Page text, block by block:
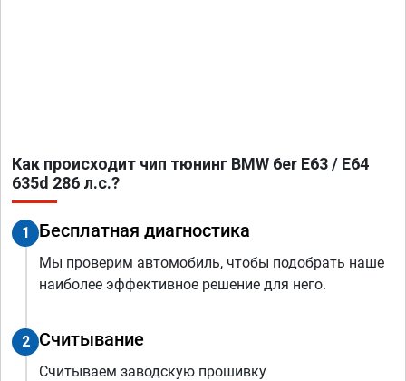
Как происходит чип тюнинг BMW 6er E63 / E64
635d 286 л.с.?
1 Бесплатная диагностика
Мы проверим автомобиль, чтобы подобрать наше
наиболее эффективное решение для него.
2 Считывание
Считываем заводскую прошивку